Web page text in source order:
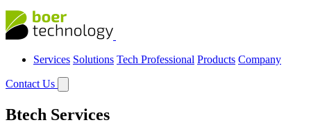
Services Solutions Tech Professional Products Company
Contact Us
Btech Services